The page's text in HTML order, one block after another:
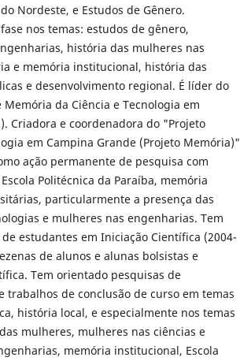
Nordeste, e Estudos de Gênero.
nos temas: estudos de gênero,
história das mulheres nas
e memória institucional, história das
e desenvolvimento regional. É líder do
da Ciência e Tecnologia em
Criadora e coordenadora do "Projeto
em Campina Grande (Projeto Memória)"
ação permanente de pesquisa com
Politécnica da Paraíba, memória
particularmente a presença das
e mulheres nas engenharias. Tem
estudantes em Iniciação Científica (2004-
de alunos e alunas bolsistas e
Tem orientado pesquisas de
trabalhos de conclusão de curso em temas
história local, e especialmente nos temas
mulheres, mulheres nas ciências e
memória institucional, Escola